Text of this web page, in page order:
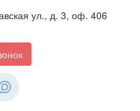
ул., д. 3, оф. 406